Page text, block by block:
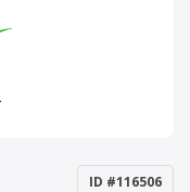
ID #116506